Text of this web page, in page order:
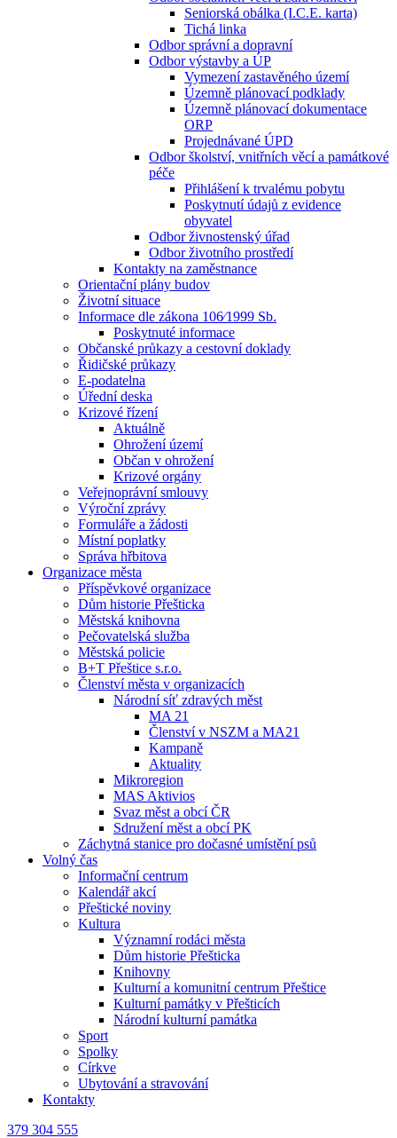
Seniorská obálka (I.C.E. karta)
Tichá linka
Odbor správní a dopravní
Odbor výstavby a ÚP
Vymezení zastavěného území
Územně plánovací podklady
Územně plánovací dokumentace
ORP
Projednávané ÚPD
Odbor školství, vnitřních věcí a památkové
péče
Přihlášení k trvalému pobytu
Poskytnutí údajů z evidence
obyvatel
Odbor živnostenský úřad
Odbor životního prostředí
Kontakty na zaměstnance
Orientační plány budov
Životní situace
Informace dle zákona 106⁄1999 Sb.
Poskytnuté informace
Občanské průkazy a cestovní doklady
Řidičské průkazy
E-podatelna
Úřední deska
Krizové řízení
Aktuálně
Ohrožení území
Občan v ohrožení
Krizové orgány
Veřejnoprávní smlouvy
Výroční zprávy
Formuláře a žádosti
Místní poplatky
Správa hřbitova
Organizace města
Příspěvkové organizace
Dům historie Přešticka
Městská knihovna
Pečovatelská služba
Městská policie
B+T Přeštice s.r.o.
Členství města v organizacích
Národní síť zdravých měst
MA 21
Členství v NSZM a MA21
Kampaně
Aktuality
Mikroregion
MAS Aktivios
Svaz měst a obcí ČR
Sdružení měst a obcí PK
Záchytná stanice pro dočasné umístění psů
Volný čas
Informační centrum
Kalendář akcí
Přeštické noviny
Kultura
Významní rodáci města
Dům historie Přešticka
Knihovny
Kulturní a komunitní centrum Přeštice
Kulturní památky v Přešticích
Národní kulturní památka
Sport
Spolky
Církve
Ubytování a stravování
Kontakty
379 304 555